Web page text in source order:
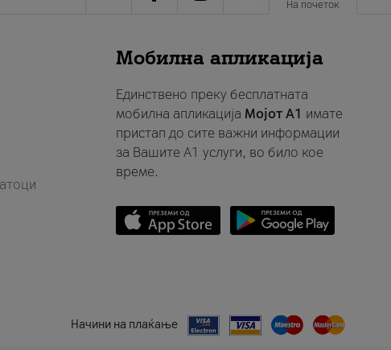
На почеток
Мобилна апликација
Единствено преку бесплатната
мобилна апликација Мојот A1 имате
пристап до сите важни информации
за Вашите A1 услуги, во било кое
време.
Начини на плаќање